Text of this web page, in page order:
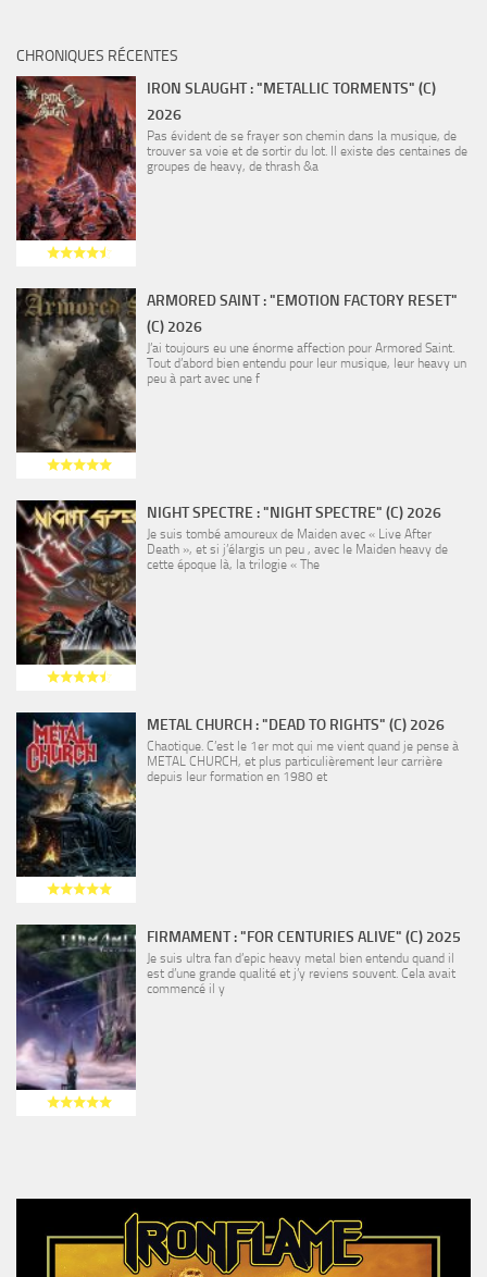
CHRONIQUES RÉCENTES
IRON SLAUGHT : "METALLIC TORMENTS" (C)
2026
Pas évident de se frayer son chemin dans la musique, de
trouver sa voie et de sortir du lot. Il existe des centaines de
groupes de heavy, de thrash &a
ARMORED SAINT : "EMOTION FACTORY RESET"
(C) 2026
J’ai toujours eu une énorme affection pour Armored Saint.
Tout d’abord bien entendu pour leur musique, leur heavy un
peu à part avec une f
NIGHT SPECTRE : "NIGHT SPECTRE" (C) 2026
Je suis tombé amoureux de Maiden avec « Live After
Death », et si j’élargis un peu , avec le Maiden heavy de
cette époque là, la trilogie « The
METAL CHURCH : "DEAD TO RIGHTS" (C) 2026
Chaotique. C’est le 1er mot qui me vient quand je pense à
METAL CHURCH, et plus particulièrement leur carrière
depuis leur formation en 1980 et
FIRMAMENT : "FOR CENTURIES ALIVE" (C) 2025
Je suis ultra fan d’epic heavy metal bien entendu quand il
est d’une grande qualité et j’y reviens souvent. Cela avait
commencé il y